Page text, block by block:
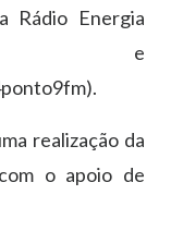
Rádio Energia
e
realização da
o apoio de